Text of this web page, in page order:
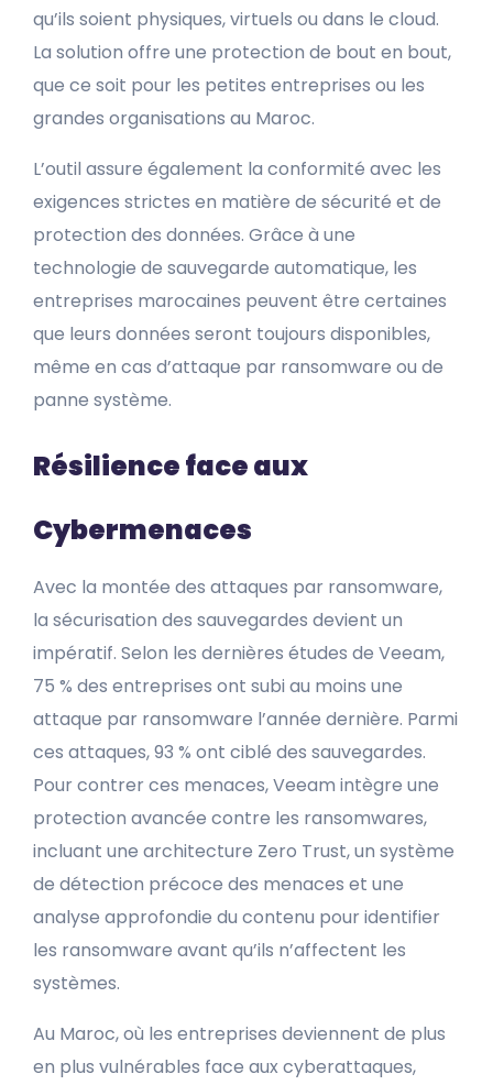
qu’ils soient physiques, virtuels ou dans le cloud.
La solution offre une protection de bout en bout,
que ce soit pour les petites entreprises ou les
grandes organisations au Maroc.
L’outil assure également la conformité avec les
exigences strictes en matière de sécurité et de
protection des données. Grâce à une
technologie de sauvegarde automatique, les
entreprises marocaines peuvent être certaines
que leurs données seront toujours disponibles,
même en cas d’attaque par ransomware ou de
panne système.
Résilience face aux
Cybermenaces
Avec la montée des attaques par ransomware,
la sécurisation des sauvegardes devient un
impératif. Selon les dernières études de Veeam,
75 % des entreprises ont subi au moins une
attaque par ransomware l’année dernière. Parmi
ces attaques, 93 % ont ciblé des sauvegardes.
Pour contrer ces menaces, Veeam intègre une
protection avancée contre les ransomwares,
incluant une architecture Zero Trust, un système
de détection précoce des menaces et une
analyse approfondie du contenu pour identifier
les ransomware avant qu’ils n’affectent les
systèmes.
Au Maroc, où les entreprises deviennent de plus
en plus vulnérables face aux cyberattaques,